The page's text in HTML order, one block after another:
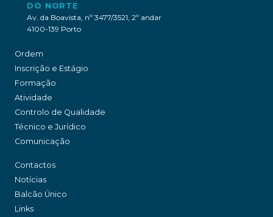
DO NORTE
Av. da Boavista, nº 3477/3521, 2º andar
4100-139 Porto
Ordem
Inscrição e Estágio
Formação
Atividade
Controlo de Qualidade
Técnico e Jurídico
Comunicação
Contactos
Notícias
Balcão Único
Links